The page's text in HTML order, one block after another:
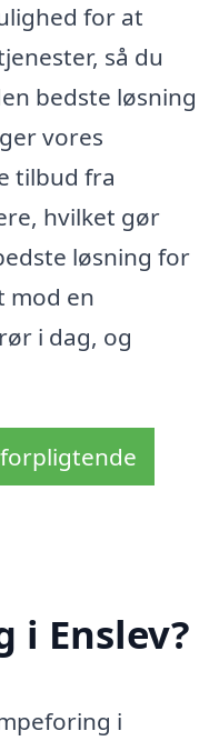
for at
så du
bedste løsning
vores
tilbud fra
hvilket gør
løsning for
mod en
i dag, og
i Enslev?
i